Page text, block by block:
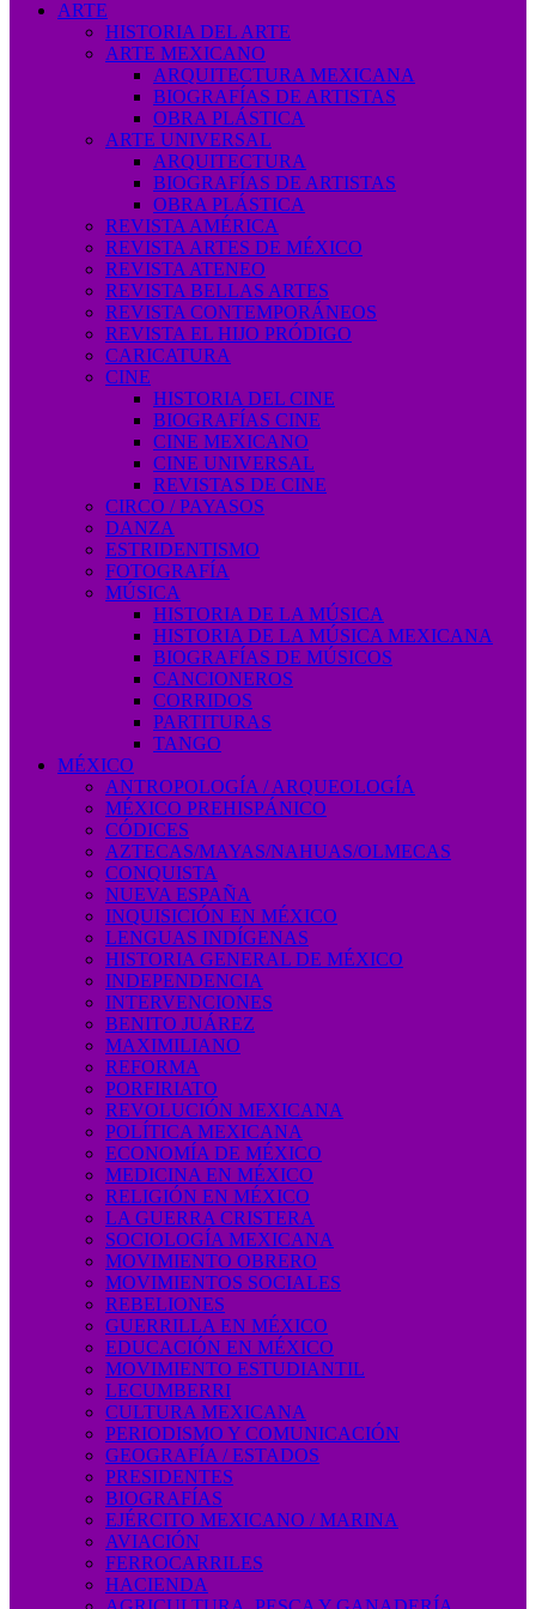
ARTE
HISTORIA DEL ARTE
ARTE MEXICANO
ARQUITECTURA MEXICANA
BIOGRAFÍAS DE ARTISTAS
OBRA PLÁSTICA
ARTE UNIVERSAL
ARQUITECTURA
BIOGRAFÍAS DE ARTISTAS
OBRA PLÁSTICA
REVISTA AMÉRICA
REVISTA ARTES DE MÉXICO
REVISTA ATENEO
REVISTA BELLAS ARTES
REVISTA CONTEMPORÁNEOS
REVISTA EL HIJO PRÓDIGO
CARICATURA
CINE
HISTORIA DEL CINE
BIOGRAFÍAS CINE
CINE MEXICANO
CINE UNIVERSAL
REVISTAS DE CINE
CIRCO / PAYASOS
DANZA
ESTRIDENTISMO
FOTOGRAFÍA
MÚSICA
HISTORIA DE LA MÚSICA
HISTORIA DE LA MÚSICA MEXICANA
BIOGRAFÍAS DE MÚSICOS
CANCIONEROS
CORRIDOS
PARTITURAS
TANGO
MÉXICO
ANTROPOLOGÍA / ARQUEOLOGÍA
MÉXICO PREHISPÁNICO
CÓDICES
AZTECAS/MAYAS/NAHUAS/OLMECAS
CONQUISTA
NUEVA ESPAÑA
INQUISICIÓN EN MÉXICO
LENGUAS INDÍGENAS
HISTORIA GENERAL DE MÉXICO
INDEPENDENCIA
INTERVENCIONES
BENITO JUÁREZ
MAXIMILIANO
REFORMA
PORFIRIATO
REVOLUCIÓN MEXICANA
POLÍTICA MEXICANA
ECONOMÍA DE MÉXICO
MEDICINA EN MÉXICO
RELIGIÓN EN MÉXICO
LA GUERRA CRISTERA
SOCIOLOGÍA MEXICANA
MOVIMIENTO OBRERO
MOVIMIENTOS SOCIALES
REBELIONES
GUERRILLA EN MÉXICO
EDUCACIÓN EN MÉXICO
MOVIMIENTO ESTUDIANTIL
LECUMBERRI
CULTURA MEXICANA
PERIODISMO Y COMUNICACIÓN
GEOGRAFÍA / ESTADOS
PRESIDENTES
BIOGRAFÍAS
EJÉRCITO MEXICANO / MARINA
AVIACIÓN
FERROCARRILES
HACIENDA